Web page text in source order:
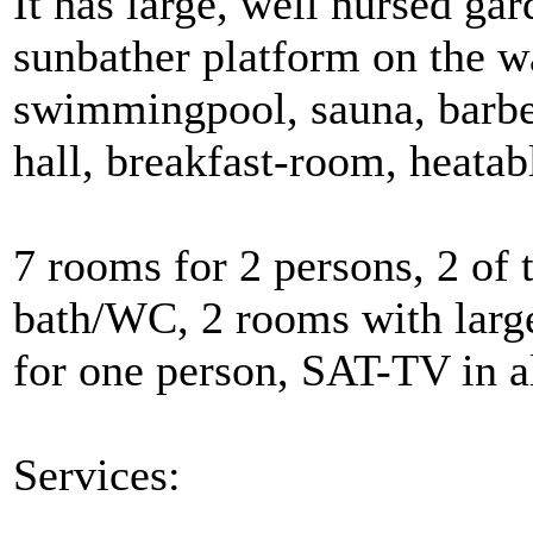
sunbather platform on the
swimmingpool, sauna,
hall, breakfast-room,
7 rooms for 2 persons, 2
bath/WC, 2 rooms with
for one person, SAT-TV in
Services: